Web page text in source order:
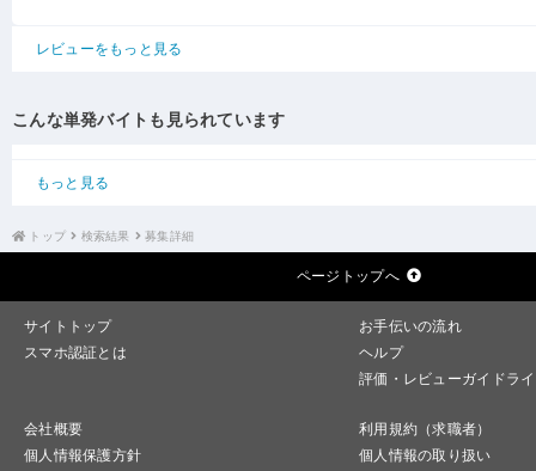
レビューをもっと見る
こんな単発バイトも見られています
もっと見る
トップ 検索結果 募集詳細
ページトップへ
サイトトップ
お手伝いの流れ
スマホ認証とは
ヘルプ
評価・レビューガイドラ
会社概要
利用規約（求職者）
個人情報保護方針
個人情報の取り扱い